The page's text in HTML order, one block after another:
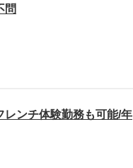
問
ンチ体験勤務も可能/年